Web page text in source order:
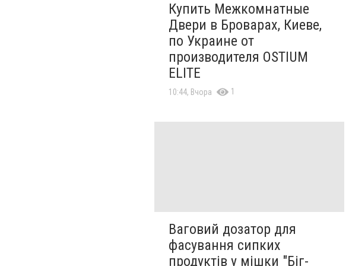
Купить Межкомнатные
Двери в Броварах, Киеве,
по Украине от
производителя OSTIUM
ELITE
10:44, Вчора 1
Ваговий дозатор для
фасування сипких
продуктів у мішки "Біг-